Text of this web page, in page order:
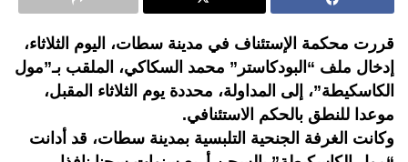
قررت محكمة الإستئناف في مدينة سطات، اليوم الثلاثاء،
إدخال ملف “البودكاستر” محمد السكاكي، الملقب بـ”مول
الكاسكيطة”، إلى المداولة، محددة يوم الثلاثاء المقبل،
موعدا للنطق بالحكم الاستئنافي.
وكانت الغرفة الجنحية التلبسية بمدينة سطات، قد أدانت